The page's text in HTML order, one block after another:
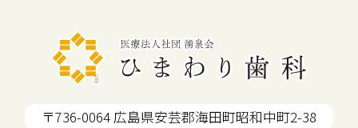
〒736-0064 広島県安芸郡海田町昭和中町2-38